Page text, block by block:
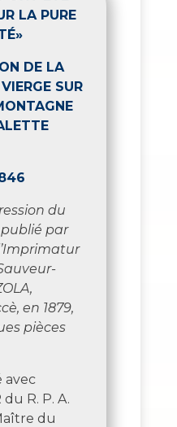
LA PURE
DE LA
SUR
du
par
en 1879,
pièces
avec
du R. P. A.
du